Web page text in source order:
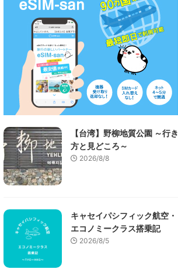
【台湾】野柳地質公園 ～行き
方と見どころ～
2026/8/8
キャセイパシフィック航空・
エコノミークラス搭乗記
2026/8/5